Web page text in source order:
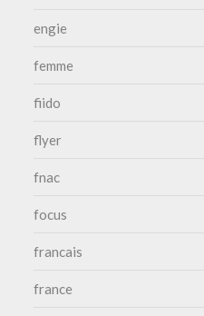
engie
femme
fiido
flyer
fnac
focus
francais
france